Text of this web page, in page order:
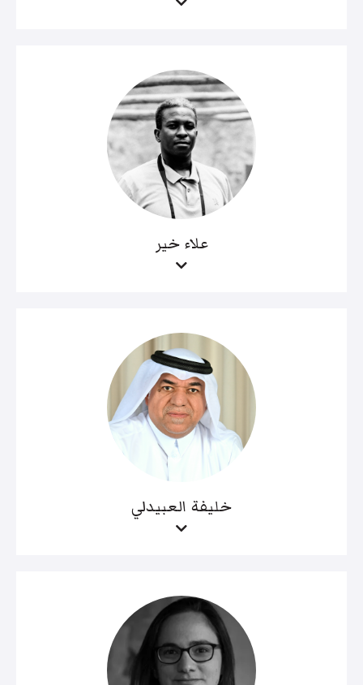
علاء خير
خليفة العبيدلي